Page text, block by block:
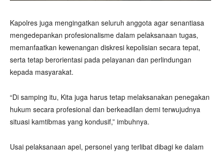
Kapolres juga mengingatkan seluruh anggota agar senantiasa
mengedepankan profesionalisme dalam pelaksanaan tugas,
memanfaatkan kewenangan diskresi kepolisian secara tepat,
serta tetap berorientasi pada pelayanan dan perlindungan
kepada masyarakat.
“Di samping itu, Kita juga harus tetap melaksanakan penegakan
hukum secara profesional dan berkeadilan demi terwujudnya
situasi kamtibmas yang kondusif,” imbuhnya.
Usai pelaksanaan apel, personel yang terlibat dibagi ke dalam